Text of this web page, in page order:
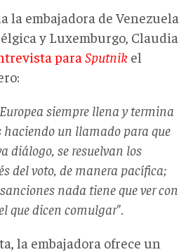
la embajadora de Venezuela
y Luxemburgo, Claudia
para Sputnik el
siempre llena y termina
haciendo un llamado para que
diálogo, se resuelvan los
del voto, de manera pacífica;
nada tiene que ver con
que dicen comulgar".
la embajadora ofrece un